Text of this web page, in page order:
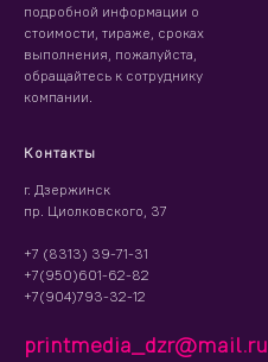
подробной информации о
стоимости, тираже, сроках
выполнения, пожалуйста,
обращайтесь к сотруднику
компании.
Контакты
г. Дзержинск
пр. Циолковского, 37
+7 (8313) 39-71-31
+7(950)601-62-82
+7(904)793-32-12
printmedia_dzr@mail.ru